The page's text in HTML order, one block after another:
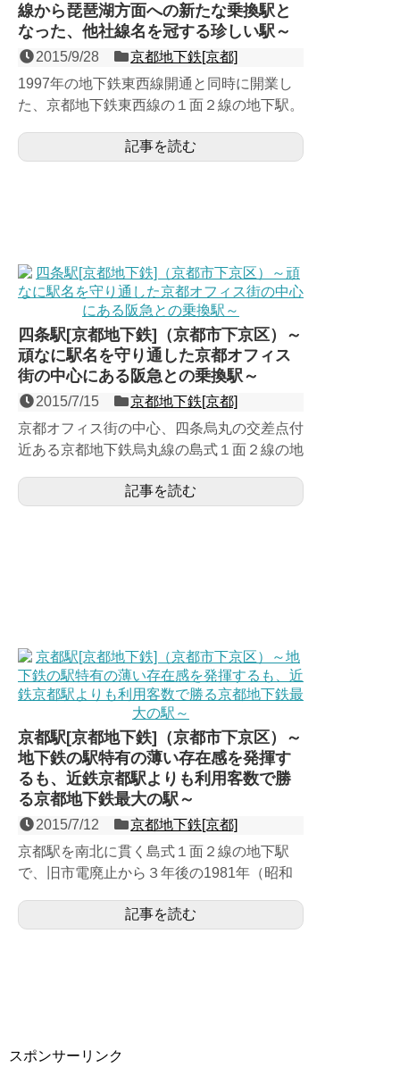
線から琵琶湖方面への新たな乗換駅と
なった、他社線名を冠する珍しい駅～
2015/9/28
京都地下鉄[京都]
1997年の地下鉄東西線開通と同時に開業し
た、京都地下鉄東西線の１面２線の地下駅。
津線の並行区間とな...記事を読む
四条駅[京都地下鉄]（京都市下京区）～
頑なに駅名を守り通した京都オフィス
街の中心にある阪急との乗換駅～
2015/7/15
京都地下鉄[京都]
京都オフィス街の中心、四条烏丸の交差点付
近ある京都地下鉄烏丸線の島式１面２線の地
の京都ー北大路開...記事を読む
京都駅[京都地下鉄]（京都市下京区）～
地下鉄の駅特有の薄い存在感を発揮す
るも、近鉄京都駅よりも利用客数で勝
る京都地下鉄最大の駅～
2015/7/12
京都地下鉄[京都]
京都駅を南北に貫く島式１面２線の地下駅
で、旧市電廃止から３年後の1981年（昭和
形で開通した地下鉄烏...
記事を読む
スポンサーリンク